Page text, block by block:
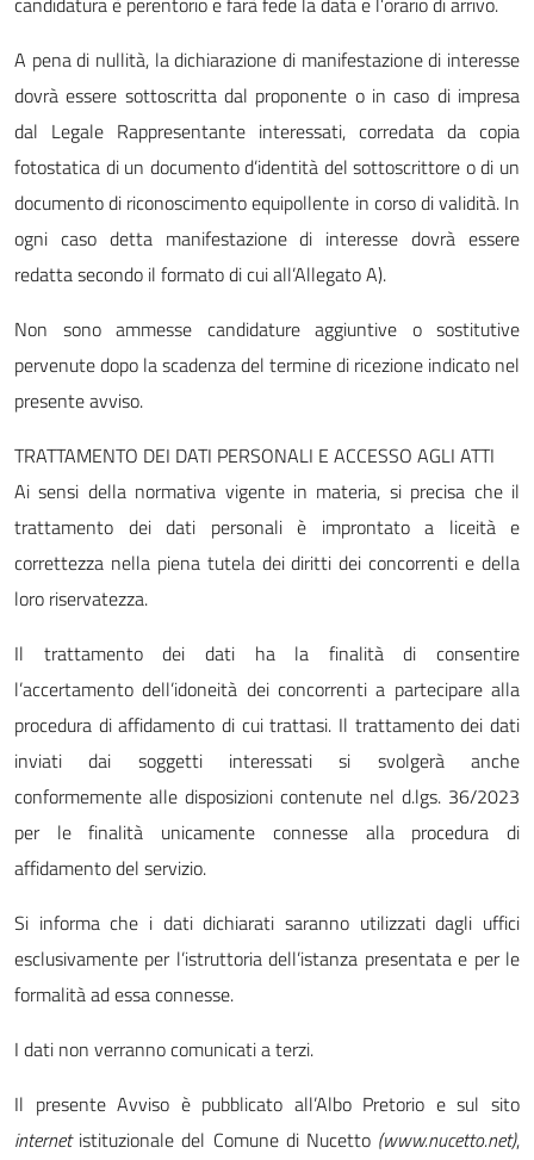
A pena di nullità, la dichiarazione di manifestazione di interesse
dovrà essere sottoscritta dal proponente o in caso di impresa
dal Legale Rappresentante interessati, corredata da copia
fotostatica di un documento d’identità del sottoscrittore o di un
documento di riconoscimento equipollente in corso di validità. In
ogni caso detta manifestazione di interesse dovrà essere
redatta secondo il formato di cui all’Allegato A).
Non sono ammesse candidature aggiuntive o sostitutive
pervenute dopo la scadenza del termine di ricezione indicato nel
presente avviso.
TRATTAMENTO DEI DATI PERSONALI E ACCESSO AGLI ATTI
Ai sensi della normativa vigente in materia, si precisa che il
trattamento dei dati personali è improntato a liceità e
correttezza nella piena tutela dei diritti dei concorrenti e della
loro riservatezza.
Il trattamento dei dati ha la finalità di consentire
l’accertamento dell’idoneità dei concorrenti a partecipare alla
procedura di affidamento di cui trattasi. Il trattamento dei dati
inviati dai soggetti interessati si svolgerà anche
conformemente alle disposizioni contenute nel d.lgs. 36/2023
per le finalità unicamente connesse alla procedura di
affidamento del servizio.
Si informa che i dati dichiarati saranno utilizzati dagli uffici
esclusivamente per l’istruttoria dell’istanza presentata e per le
formalità ad essa connesse.
I dati non verranno comunicati a terzi.
Il presente Avviso è pubblicato all’Albo Pretorio e sul sito
internet istituzionale del Comune di Nucetto (www.nucetto.net),